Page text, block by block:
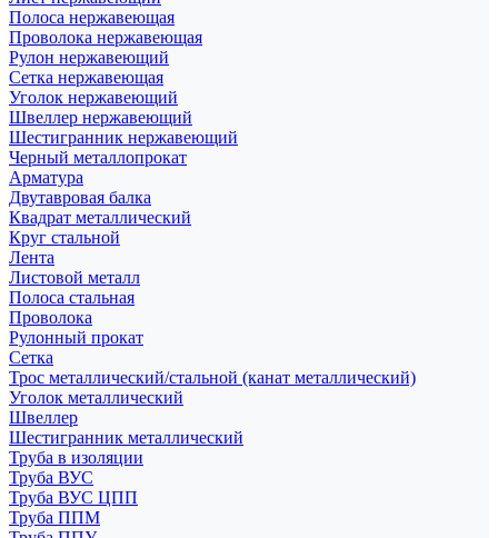
Полоса нержавеющая
Проволока нержавеющая
Рулон нержавеющий
Сетка нержавеющая
Уголок нержавеющий
Швеллер нержавеющий
Шестигранник нержавеющий
Черный металлопрокат
Арматура
Двутавровая балка
Квадрат металлический
Круг стальной
Лента
Листовой металл
Полоса стальная
Проволока
Рулонный прокат
Сетка
Трос металлический/стальной (канат металлический)
Уголок металлический
Швеллер
Шестигранник металлический
Труба в изоляции
Труба ВУС
Труба ВУС ЦПП
Труба ППМ